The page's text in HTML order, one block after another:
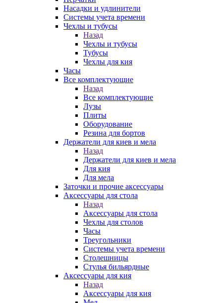
Насадки и удлинители
Системы учета времени
Чехлы и тубусы
Назад
Чехлы и тубусы
Тубусы
Чехлы для кия
Часы
Все комплектующие
Назад
Все комплектующие
Лузы
Плиты
Оборудование
Резина для бортов
Держатели для киев и мела
Назад
Держатели для киев и мела
Для кия
Для мела
Заточки и прочие аксессуары
Аксессуары для стола
Назад
Аксессуары для стола
Чехлы для столов
Часы
Треугольники
Системы учета времени
Столешницы
Стулья бильярдные
Аксессуары для кия
Назад
Аксессуары для кия